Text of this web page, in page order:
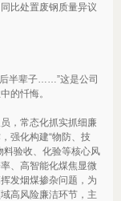
比处置废钢质量异议
半辈子……”这是公司
的忏悔。
，常态化抓实抓细廉
强化构建“物防、技
料验收、化验等核心风
、高智能化煤焦显微
发烟煤掺杂问题，为
高风险廉洁环节，主